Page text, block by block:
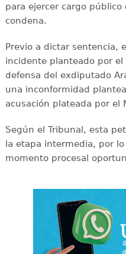
para ejercer cargo
condena.
Previo a dictar sentencia,
incidente planteado por el
defensa del exdiputado
una inconformidad
acusación plateada por el
Según el Tribunal, esta
la etapa intermedia, por
momento procesal